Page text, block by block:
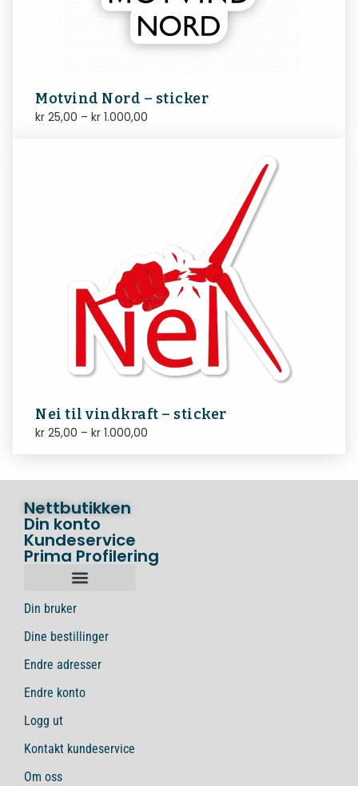
Motvind Nord – sticker
kr 25,00 – kr 1.000,00
Nei til vindkraft – sticker
kr 25,00 – kr 1.000,00
Nettbutikken
Din konto
Kundeservice
Prima Profilering
Din bruker
Dine bestillinger
Endre adresser
Endre konto
Logg ut
Kontakt kundeservice
Om oss